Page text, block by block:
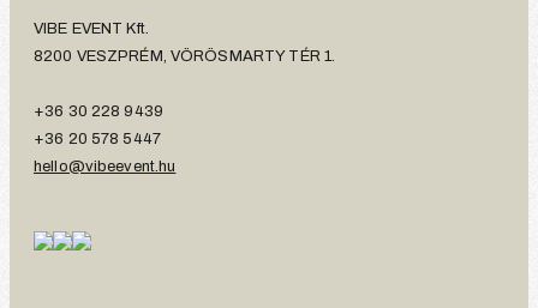
VIBE EVENT Kft.
8200 VESZPRÉM, VÖRÖSMARTY TÉR 1.
+36 30 228 9439
+36 20 578 5447
hello@vibeevent.hu